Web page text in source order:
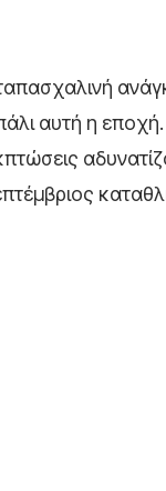
αυτή η